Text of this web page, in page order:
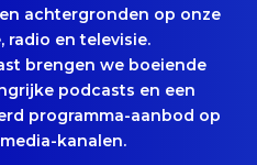
achtergronden op onze
radio en televisie.
brengen we boeiende
podcasts en een
programma-aanbod op
kanalen.